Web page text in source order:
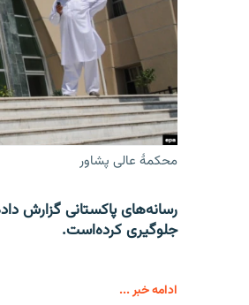
محکمۀ عالی پشاور
رسانه‌های پاکستانی گزارش
جلوگیری کرده‌است.
ادامه خبر ...